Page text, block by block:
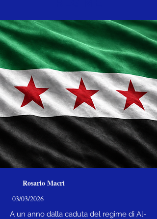
Rosario Macrì
03/03/2026
A un anno dalla caduta del regime di Al-